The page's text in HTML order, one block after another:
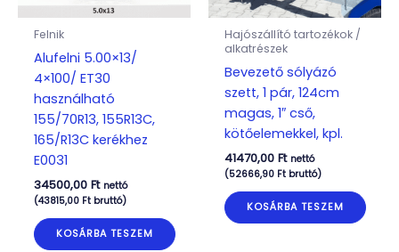
Felnik
Alufelni 5.00×13/
4×100/ ET30
használható
155/70R13, 155R13C,
165/R13C kerékhez
E0031
34500,00 Ft nettó
(43815,00 Ftbruttó)
KOSÁRBA TESZEM
Hajószállító tartozékok /
alkatrészek
Bevezető sólyázó
szett, 1 pár, 124cm
magas, 1″ cső,
kötőelemekkel, kpl.
41470,00 Ft nettó
(52666,90 Ftbruttó)
KOSÁRBA TESZEM